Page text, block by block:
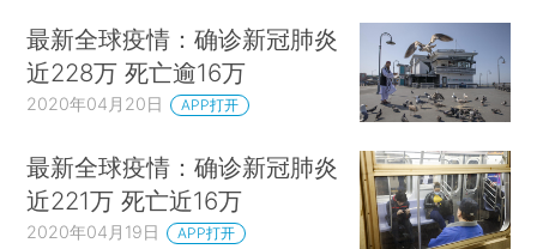
最新全球疫情：确诊新冠肺炎
近228万 死亡逾16万
2020年04月20日 APP打开
最新全球疫情：确诊新冠肺炎
近221万 死亡近16万
2020年04月19日 APP打开